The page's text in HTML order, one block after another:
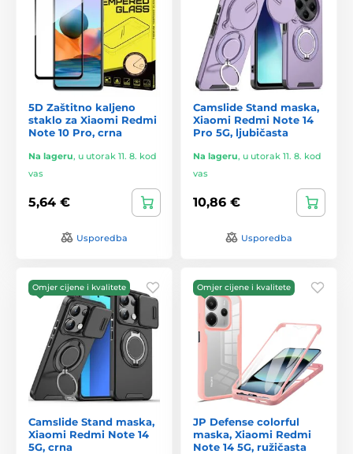
5D Zaštitno kaljeno
staklo za Xiaomi Redmi
Note 10 Pro, crna
Na lageru, u utorak 11. 8. kod
vas
5,64 €
Usporedba
Camslide Stand maska,
Xiaomi Redmi Note 14
Pro 5G, ljubičasta
Na lageru, u utorak 11. 8. kod
vas
10,86 €
Usporedba
Omjer cijene i kvalitete
Camslide Stand maska,
Xiaomi Redmi Note 14
5G, crna
Omjer cijene i kvalitete
JP Defense colorful
maska, Xiaomi Redmi
Note 14 5G, ružičasta